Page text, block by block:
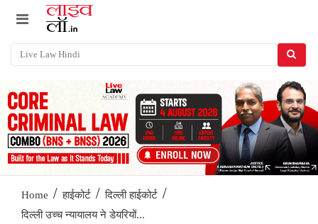
Home / हाईकोर्ट / दिल्ली हाईकोर्ट /
दिल्ली उच्च न्यायालय ने डेयरियों...